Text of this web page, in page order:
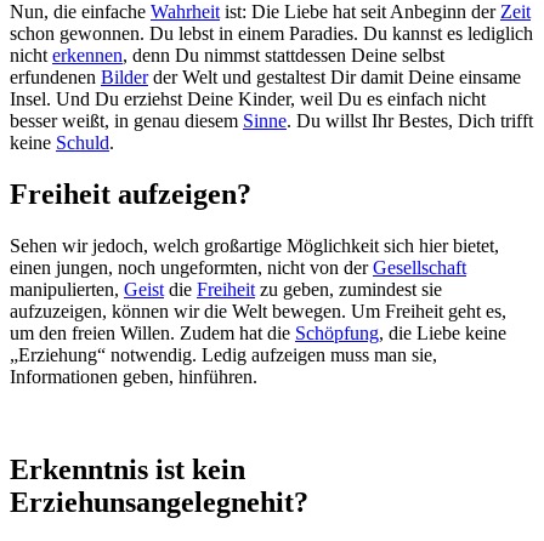
Nun, die einfache Wahrheit ist: Die Liebe hat seit Anbeginn der Zeit
schon gewonnen. Du lebst in einem Paradies. Du kannst es lediglich
nicht erkennen, denn Du nimmst stattdessen Deine selbst
erfundenen Bilderder Welt und gestaltest Dir damit Deine einsame
Insel. Und Du erziehst Deine Kinder, weil Du es einfach nicht
besser weißt, in genau diesem Sinne. Du willst Ihr Bestes, Dich trifft
keine Schuld.
Freiheit aufzeigen?
Sehen wir jedoch, welch großartige Möglichkeit sich hier bietet,
einen jungen, noch ungeformten, nicht von derGesellschaft
manipulierten, Geist die Freiheit zu geben, zumindest sie
aufzuzeigen, können wir die Welt bewegen. Um Freiheit geht es,
um den freien Willen. Zudem hat die Schöpfung, die Liebe keine
„Erziehung“ notwendig. Ledig aufzeigen muss man sie,
Informationen geben, hinführen.
Erkenntnis ist kein
Erziehunsangelegnehit?